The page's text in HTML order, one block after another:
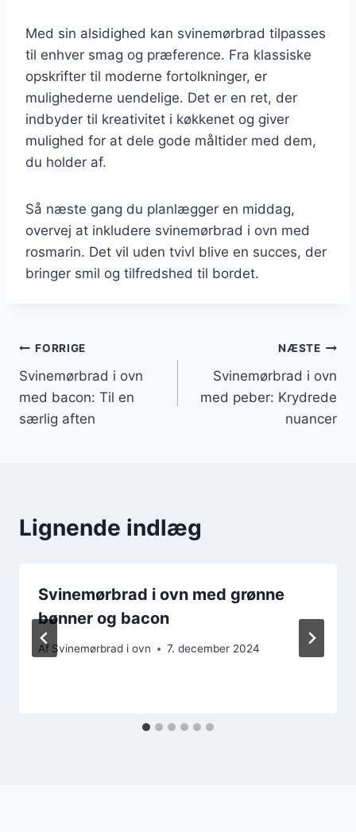
Med sin alsidighed kan svinemørbrad tilpasses
til enhver smag og præference. Fra klassiske
opskrifter til moderne fortolkninger, er
mulighederne uendelige. Det er en ret, der
indbyder til kreativitet i køkkenet og giver
mulighed for at dele gode måltider med dem,
du holder af.
Så næste gang du planlægger en middag,
overvej at inkludere svinemørbrad i ovn med
rosmarin. Det vil uden tvivl blive en succes, der
bringer smil og tilfredshed til bordet.
Indlægsnavigation
FORRIGE
Svinemørbrad i ovn
med bacon: Til en
særlig aften
NÆSTE
Svinemørbrad i ovn
med peber: Krydrede
nuancer
Lignende indlæg
Svinemørbrad i ovn med grønne
bønner og bacon
Af Svinemørbrad i ovn 7. december 2024